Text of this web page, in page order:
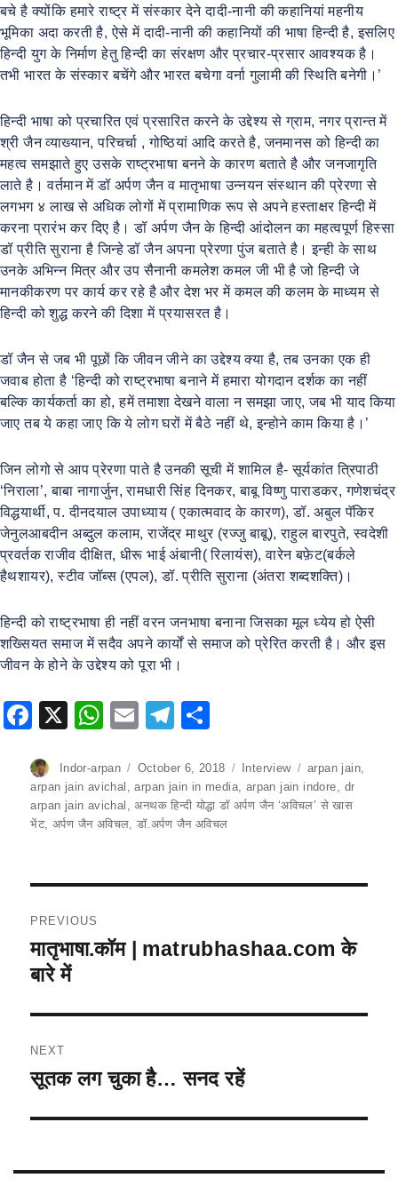
बचे है क्योंकि हमारे राष्ट्र में संस्कार देने दादी-नानी की कहानियां महनीय
भूमिका अदा करती है, ऐसे में दादी-नानी की कहानियों की भाषा हिन्दी है, इसलिए
हिन्दी युग के निर्माण हेतु हिन्दी का संरक्षण और प्रचार-प्रसार आवश्यक है।
तभी भारत के संस्कार बचेंगे और भारत बचेगा वर्ना गुलामी की स्थिति बनेगी।’
हिन्दी भाषा को प्रचारित एवं प्रसारित करने के उद्देश्य से ग्राम, नगर प्रान्त में
श्री जैन व्याख्यान, परिचर्चा , गोष्ठियां आदि करते है, जनमानस को हिन्दी का
महत्व समझाते हुए उसके राष्ट्रभाषा बनने के कारण बताते है और जनजागृति
लाते है। वर्तमान में डॉ अर्पण जैन व मातृभाषा उन्नयन संस्थान की प्रेरणा से
लगभग ४ लाख से अधिक लोगों में प्रामाणिक रूप से अपने हस्ताक्षर हिन्दी में
करना प्रारंभ कर दिए है। डॉ अर्पण जैन के हिन्दी आंदोलन का महत्वपूर्ण हिस्सा
डॉ प्रीति सुराना है जिन्हे डॉ जैन अपना प्रेरणा पुंज बताते है। इन्ही के साथ
उनके अभिन्न मित्र और उप सैनानी कमलेश कमल जी भी है जो हिन्दी जे
मानकीकरण पर कार्य कर रहे है और देश भर में कमल की कलम के माध्यम से
हिन्दी को शुद्ध करने की दिशा में प्रयासरत है।
डॉ जैन से जब भी पूछों कि जीवन जीने का उद्देश्य क्या है, तब उनका एक ही
जवाब होता है ‘हिन्दी को राष्ट्रभाषा बनाने में हमारा योगदान दर्शक का नहीं
बल्कि कार्यकर्ता का हो, हमें तमाशा देखने वाला न समझा जाए, जब भी याद किया
जाए तब ये कहा जाए कि ये लोग घरों में बैठे नहीं थे, इन्होने काम किया है।’
जिन लोगो से आप प्रेरणा पाते है उनकी सूची में शामिल है- सूर्यकांत त्रिपाठी
‘निराला’, बाबा नागार्जुन, रामधारी सिंह दिनकर, बाबू विष्णु पाराडकर, गणेशचंद्र
विद्धयार्थी, प. दीनदयाल उपाध्याय ( एकात्मवाद के कारण), डॉ. अबुल पॅकिर
जेनुलआबदीन अब्दुल कलाम, राजेंद्र माथुर (रज्जु बाबू), राहुल बारपुते, स्वदेशी
प्रवर्तक राजीव दीक्षित, धीरू भाई अंबानी( रिलायंस), वारेन बफ़ेट(बर्कले
हैथशायर), स्टीव जॉब्स (एपल), डॉ. प्रीति सुराना (अंतरा शब्दशक्ति)।
हिन्दी को राष्ट्रभाषा ही नहीं वरन जनभाषा बनाना जिसका मूल ध्येय हो ऐसी
शख्सियत समाज में सदैव अपने कार्यों से समाज को प्रेरित करती है। और इस
जीवन के होने के उद्देश्य को पूरा भी।
F
c
e
b
o
k
X
W
at
s
A
p
E
ai
l
T
e
gr
a
ar
e
Author
Indor-arpan
Posted
on
October 6, 2018 Categories
Interview Tags
arpan jain,
arpan jain avichal ,arpan jain in media, arpan jain indore, dr
arpan jain avichal ,अनथक हिन्दी योद्धा डॉ अर्पण जैन ‘अविचल’ से खास
भेंट,अर्पण जैन अविचल,डॉ.अर्पण जैन अविचल
navigation
PREVIOUS
Previous
post:
मातृभाषा.कॉम | matrubhashaa.com के
बारे में
NEXT
Next
सूतक लग चुका है… सनद रहें